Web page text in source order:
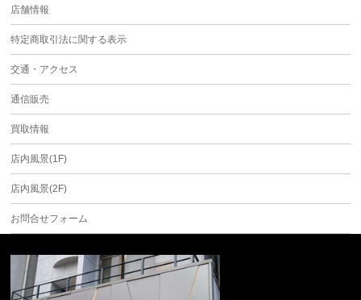
店舗情報
特定商取引法に関する表示
交通・アクセス
通信販売
買取情報
店内風景(1F)
店内風景(2F)
お問合せフォーム